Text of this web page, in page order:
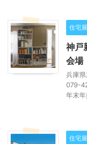
住宅
神戸
会場
兵庫
079-
年末
住宅